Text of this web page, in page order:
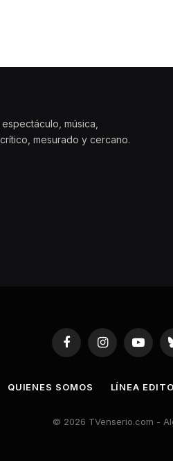
música,
mesurado y cercano.
FacebookInstagram
QUIENES SOMOS LÍNEA
© 2026 TVenserio.com -